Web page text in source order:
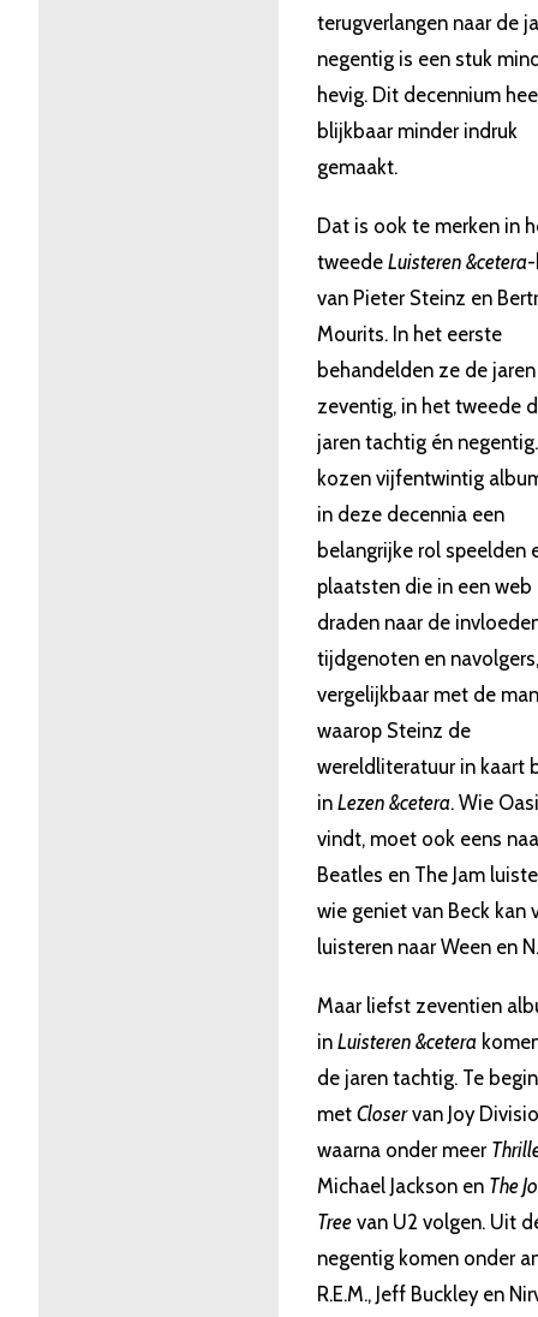
terugverlangen naar de
negentig is een stuk
hevig. Dit decennium
blijkbaar minder indruk
gemaakt.
Dat is ook te merken in
tweede Luisteren &cetera
van Pieter Steinz en
Mourits. In het eerste
behandelden ze de jaren
zeventig, in het tweede
jaren tachtig én
kozen vijfentwintig
in deze decennia een
belangrijke rol speelden
plaatsten die in een web
draden naar de
tijdgenoten en navolgers,
vergelijkbaar met de
waarop Steinz de
wereldliteratuur in kaart
in Lezen &cetera. Wie
vindt, moet ook eens
Beatles en The Jam
wie geniet van Beck kan
luisteren naar Ween en
Maar liefst zeventien
in Luisteren &cetera
de jaren tachtig. Te
met Closervan Joy
waarna onder meer
Michael Jackson en The
Tree van U2 volgen. Uit
negentig komen onder
R.E.M., Jeff Buckley en